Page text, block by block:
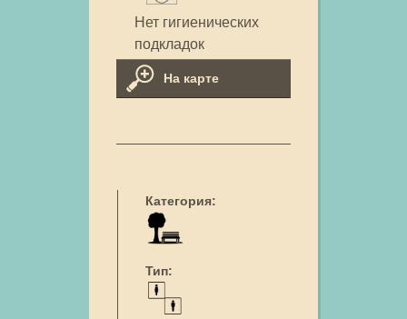
Нет гигиенических
подкладок
На карте
Категория:
Тип: